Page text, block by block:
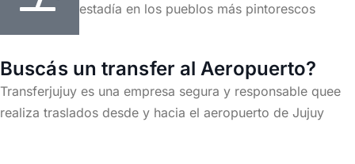
estadía en los pueblos más pintorescos
Buscás un transfer al Aeropuerto?
Transferjujuy es una empresa segura y responsable quee
realiza traslados desde y hacia el aeropuerto de Jujuy